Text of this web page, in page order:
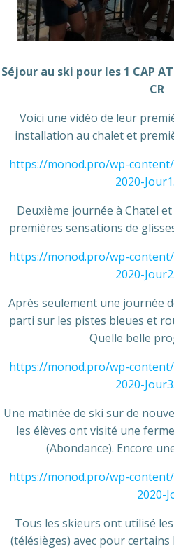
Séjour au ski pour les 1 CAP
CR
Voici une vidéo de leur
installation au chalet et
https://monod.pro/wp-
2020-
Deuxième journée à Chatel
premières sensations de
https://monod.pro/wp-
2020-
Après seulement une journée
parti sur les pistes bleues et
Quelle belle
https://monod.pro/wp-
2020-
Une matinée de ski sur de
les élèves ont visité une
(Abondance). Encore
https://monod.pro/wp-
2020-
Tous les skieurs ont utilisé
(télésièges) avec pour certains